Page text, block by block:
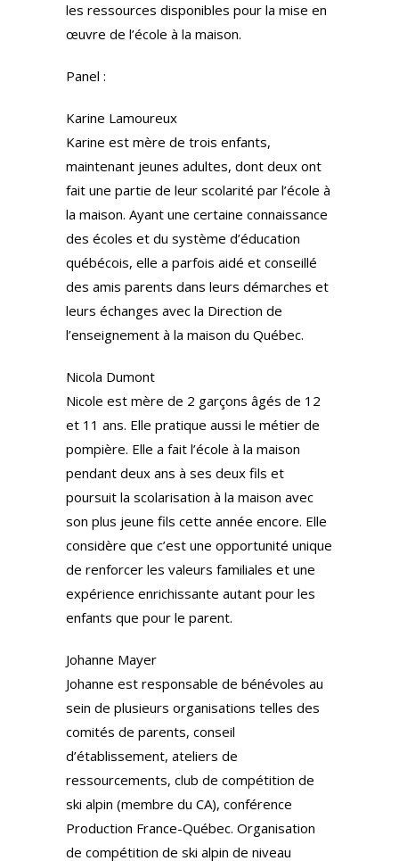
les ressources disponibles pour la mise en
œuvre de l’école à la maison.
Panel :
Karine Lamoureux
Karine est mère de trois enfants,
maintenant jeunes adultes, dont deux ont
fait une partie de leur scolarité par l’école à
la maison. Ayant une certaine connaissance
des écoles et du système d’éducation
québécois, elle a parfois aidé et conseillé
des amis parents dans leurs démarches et
leurs échanges avec la Direction de
l’enseignement à la maison du Québec.
Nicola Dumont
Nicole est mère de 2 garçons âgés de 12
et 11 ans. Elle pratique aussi le métier de
pompière. Elle a fait l’école à la maison
pendant deux ans à ses deux fils et
poursuit la scolarisation à la maison avec
son plus jeune fils cette année encore. Elle
considère que c’est une opportunité unique
de renforcer les valeurs familiales et une
expérience enrichissante autant pour les
enfants que pour le parent.
Johanne Mayer
Johanne est responsable de bénévoles au
sein de plusieurs organisations telles des
comités de parents, conseil
d’établissement, ateliers de
ressourcements, club de compétition de
ski alpin (membre du CA), conférence
Production France-Québec. Organisation
de compétition de ski alpin de niveau